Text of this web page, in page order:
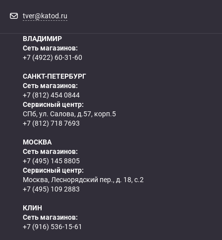
tver@katod.ru
ВЛАДИМИР
Сеть магазинов:
+7 (4922) 60-31-60
САНКТ-ПЕТЕРБУРГ
Сеть магазинов:
+7 (812) 454 0844
Сервисный центр:
СПб, ул. Салова, д.57, корп.5
+7 (812) 718 7693
МОСКВА
Сеть магазинов:
+7 (495) 145 8805
Сервисный центр:
Москва, Леснорядский пер., д. 18, с.2
+7 (495) 109 2883
КЛИН
Сеть магазинов:
+7 (916) 536-15-61